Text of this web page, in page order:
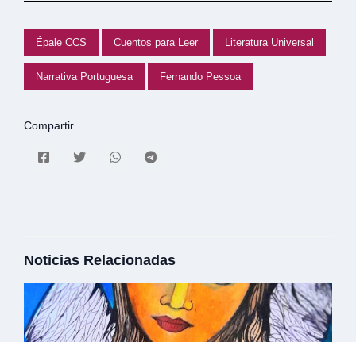
Épale CCS Cuentos para Leer Literatura Universal
Narrativa Portuguesa Fernando Pessoa
Compartir
Noticias Relacionadas